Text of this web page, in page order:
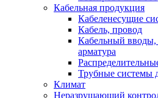
Кабельная продукция
Кабеленесущие
Кабель, провод
Кабельный
арматура
Трубные системы
Климат
Неразрушающий